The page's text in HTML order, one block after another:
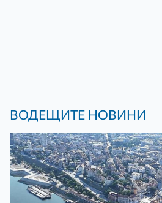
ВОДЕЩИТЕ НОВИНИ